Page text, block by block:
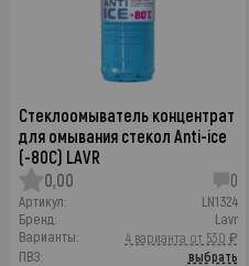
Стеклоомыватель концентрат
для омывания стекол Anti-ice
(-80C) LAVR
0,00
0
Артикул:
LN1324
Бренд:
Lavr
Варианты:
4 варианта от 530 ₽
ПВЗ:
выбрать